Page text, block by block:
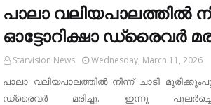
പാലാ വലിയപാലത്തില്‍
ഓട്ടോറിക്ഷാ ഡ്രൈവര്‍
Starvision News Wednesday, March 11, 2026
പാലാ വലിയപാലത്തില്‍ നിന്ന് ചാടി
ഡ്രൈവര്‍ മരിച്ചു. ഇന്നു